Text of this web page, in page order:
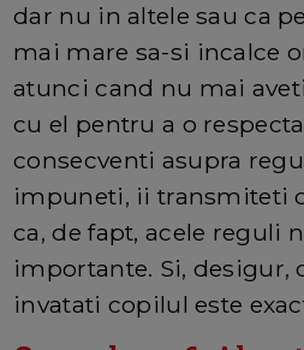
dar nu in altele sau ca
mai mare sa-si incalce
atunci cand nu mai
cu el pentru a o
consecventi asupra
impuneti, ii transmiteti
ca, de fapt, acele reguli
importante. Si, desigur,
invatati copilul este